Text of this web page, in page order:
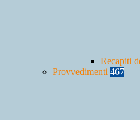
Recapiti
Provvedimenti 467